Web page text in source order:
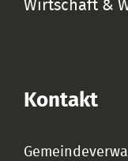
Wirtschaft &
Kontakt